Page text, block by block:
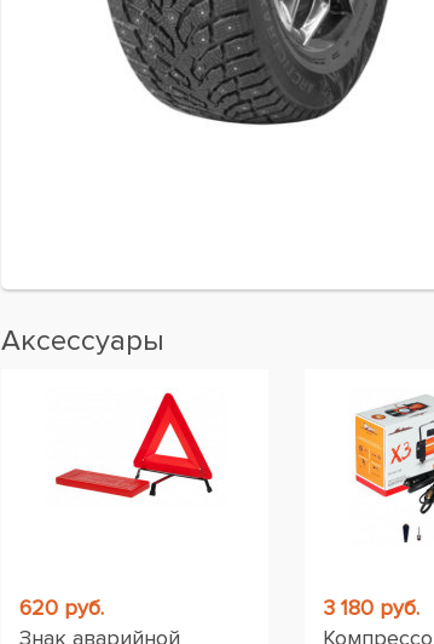
Аксессуары
620 руб.
Знак аварийной
3 180 руб.